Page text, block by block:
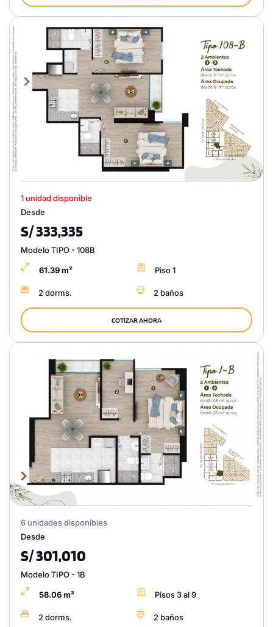
1 unidad disponible
Desde
S/ 333,335
Modelo TIPO - 108B
61.39 m² Piso 1
2 dorms. 2 baños
COTIZAR AHORA
6 unidades disponibles
Desde
S/ 301,010
Modelo TIPO - 1B
58.06 m² Pisos 3 al 9
2 dorms. 2 baños